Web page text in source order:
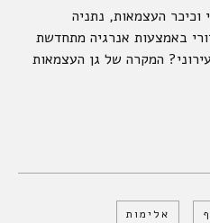
וכיכר העצמאות, נתניה
באמצעות אנרגיה מתחדשת
המקרה של גן העצמאות
אלימות